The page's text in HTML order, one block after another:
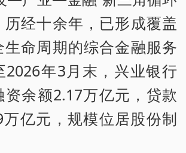
经十余年，已形成覆盖
命周期的综合金融服务
2026年3月末，兴业银行
余额2.17万亿元，贷款
亿元，规模位居股份制